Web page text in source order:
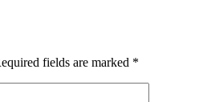
fields are marked *